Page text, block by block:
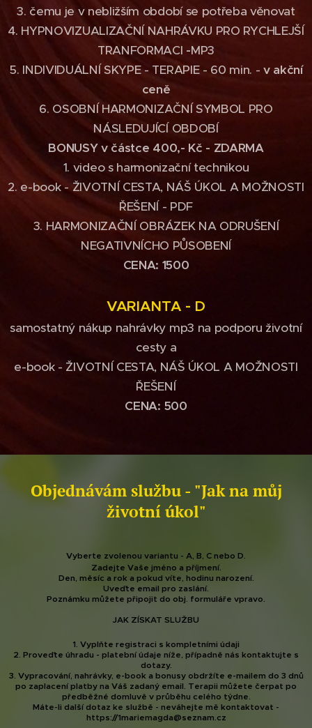
3. čemu je v nebližším období se potřeba věnovat
4. HYPNOVIZUALIZAČNÍ NAHRÁVKU PRO RYCHLEJŠÍ
TRANFORMACI -MP3
5. INDIVIDUÁLNÍ SKYPE - TERAPIE - 60 min. -v akční
ceně
6. OSOBNÍ HARMONIZAČNÍ SYMBOL PRO
NÁSLEDUJÍCÍ OBDOBÍ
BONUSY v částce 400,- Kč - ZDARMA
1. video s harmonizační technikou
2. e-book - ŽIVOTNÍ CESTA, NÁŠ ÚKOL A MOŽNOSTI
ŘEŠENÍ - PDF
3. HARMONIZAČNÍ OBRÁZEK NA ODRUŠENÍ
NEGATIVNÍCHO PŮSOBENÍ
CENA: 1500
VARIANTA - D
samostatný nákup nahrávky mp3 na podporu životní
cesty a
e-book - ŽIVOTNÍ CESTA, NÁŠ ÚKOL A MOŽNOSTI
ŘEŠENÍ
CENA: 500
Objednávám službu - "Jak na můj
životní úkol"
Vyberte zvolenou variantu - A, B, C nebo D.
Zadejte Vaše jméno a příjmení.
Den, měsíc a rok a pokud víte, hodinu narození.
Uveďte email pro zaslání.
Poznámku můžete připojit do obj. formuláře vpravo.
JAK ZÍSKAT SLUŽBU
1. Vyplňte registraci s kompletními údaji
2. Proveďte úhradu - platební údaje níže, případně nás kontaktujte s
dotazy.
3. Vypracování, nahrávky, e-book a bonusy obdržíte e-mailem do 3 dnů
po zaplacení platby na Váš zadaný email. Terapii můžete čerpat po
předběžné domluvě v průběhu celého týdne.
Máte-li další dotaz ke službě - neváhejte mě kontaktovat -
https://1mariemagda@seznam.cz